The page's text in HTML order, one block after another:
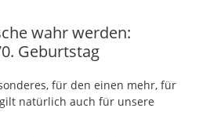
wahr werden:
Geburtstag
für den einen mehr, für
natürlich auch für unsere